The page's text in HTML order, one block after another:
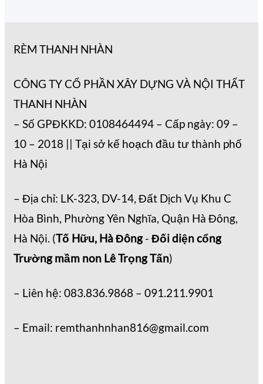
RÈM THANH NHÀN
CÔNG TY CỔ PHẦN XÂY DỰNG VÀ NỘI THẤT
THANH NHÀN
– Số GPĐKKD: 0108464494 – Cấp ngày: 09 –
10 – 2018 || Tại sở kế hoạch đầu tư thành phố
Hà Nội
– Địa chỉ: LK-323, DV-14, Đất Dịch Vụ Khu C
Hòa Bình, Phường Yên Nghĩa, Quận Hà Đông,
Hà Nội. (Tố Hữu, Hà Đông- Đối diện cổng
Trường mầm non Lê Trọng Tấn)
– Liên hệ: 083.836.9868 – 091.211.9901
– Email: remthanhnhan816@gmail.com